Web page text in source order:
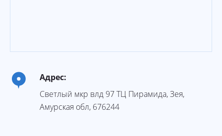
Адрес:
Светлый мкр влд 97 ТЦ Пирамида,Зея,
Амурская обл, 676244